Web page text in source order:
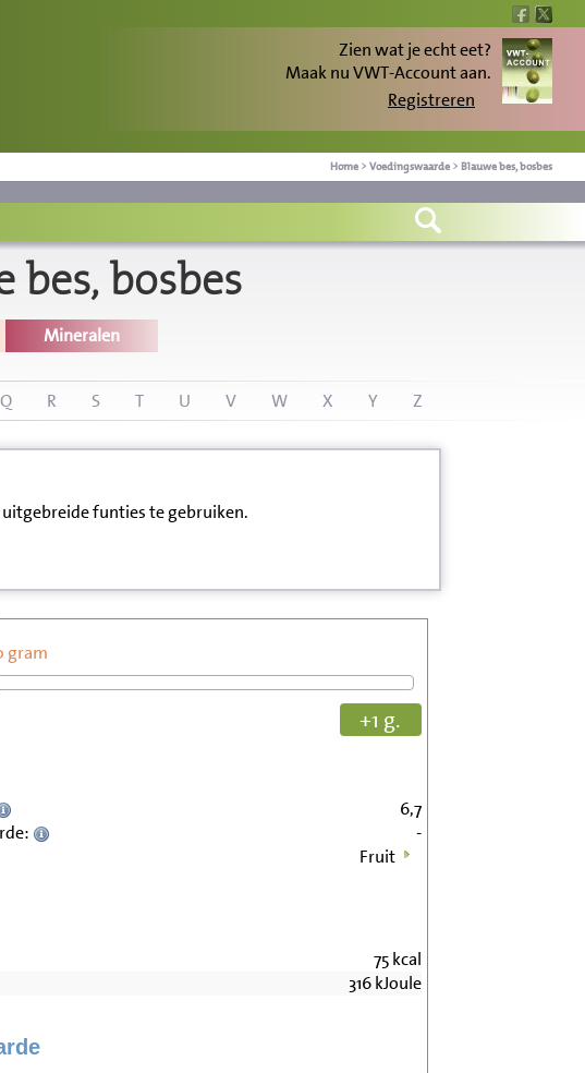
Zien wat je echt eet?
Maak nu VWT-Account aan.
Registreren
Home > Voedingswaarde > Blauwe bes, bosbes
bosbes
Mineralen
Q R S T U V W X Y Z
funties te gebruiken.
gram
+1 g.
6,7
-
Fruit
75kcal
316kJoule